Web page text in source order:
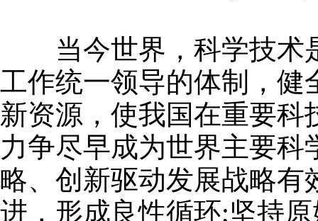
当今世界，科学技术是
工作统一领导的体制，健
新资源，使我国在重要
力争尽早成为世界主要
略、创新驱动发展战略有
进，形成良性循环;坚持